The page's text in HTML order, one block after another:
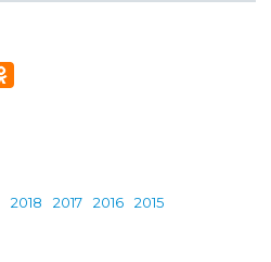
2018 2017 2016 2015